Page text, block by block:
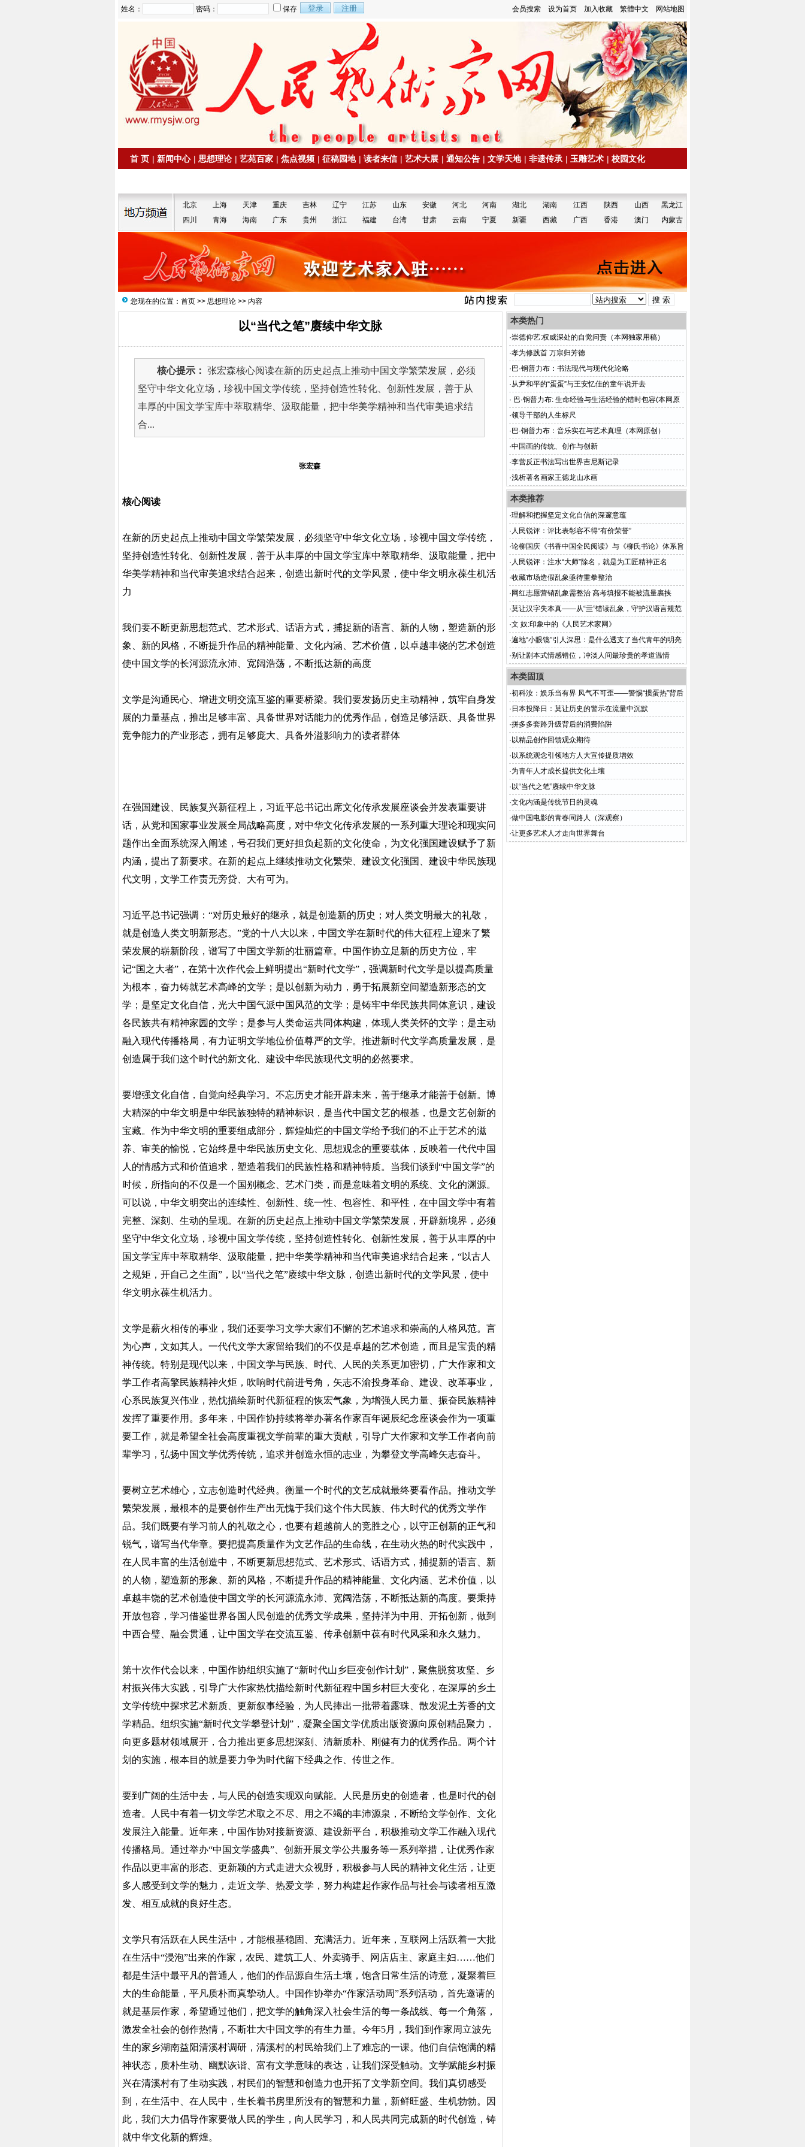
会员搜索 设为首页 加入收藏 繁體中文 网站地图
姓名： 密码： 保存
首 页 | 新闻中心 | 思想理论 | 艺苑百家 | 焦点视频 | 征稿园地 | 读者来信 | 艺术大展 | 通知公告 | 文学天地 | 非遗传承 | 玉雕艺术 | 校园文化
北京 上海 天津 重庆 吉林 辽宁 江苏 山东 安徽 河北 河南 湖北 湖南 江西 陕西 山西
黑龙江
四川
青海 海南 广东 贵州 浙江 福建 台湾 甘肃 云南 宁夏 新疆 西藏 广西 香港 澳门 内蒙古
您现在的位置： 首页 >> 思想理论 >> 内容
以“当代之笔”赓续中华文脉
核心提示： 张宏森核心阅读在新的历史起点上推动中国文学繁荣发展，必须
坚守中华文化立场，珍视中国文学传统，坚持创造性转化、创新性发展，善于从
丰厚的中国文学宝库中萃取精华、汲取能量，把中华美学精神和当代审美追求结
合...
张宏森
核心阅读
在新的历史起点上推动中国文学繁荣发展，必须坚守中华文化立场，珍视中国文学传统，
坚持创造性转化、创新性发展，善于从丰厚的中国文学宝库中萃取精华、汲取能量，把中
华美学精神和当代审美追求结合起来，创造出新时代的文学风景，使中华文明永葆生机活
力
我们要不断更新思想范式、艺术形式、话语方式，捕捉新的语言、新的人物，塑造新的形
象、新的风格，不断提升作品的精神能量、文化内涵、艺术价值，以卓越丰饶的艺术创造
使中国文学的长河源流永沛、宽阔浩荡，不断抵达新的高度
文学是沟通民心、增进文明交流互鉴的重要桥梁。我们要发扬历史主动精神，筑牢自身发
展的力量基点，推出足够丰富、具备世界对话能力的优秀作品，创造足够活跃、具备世界
竞争能力的产业形态，拥有足够庞大、具备外溢影响力的读者群体
在强国建设、民族复兴新征程上，习近平总书记出席文化传承发展座谈会并发表重要讲
话，从党和国家事业发展全局战略高度，对中华文化传承发展的一系列重大理论和现实问
题作出全面系统深入阐述，号召我们更好担负起新的文化使命，为文化强国建设赋予了新
内涵，提出了新要求。在新的起点上继续推动文化繁荣、建设文化强国、建设中华民族现
代文明，文学工作责无旁贷、大有可为。
习近平总书记强调：“对历史最好的继承，就是创造新的历史；对人类文明最大的礼敬，
就是创造人类文明新形态。”党的十八大以来，中国文学在新时代的伟大征程上迎来了繁
荣发展的崭新阶段，谱写了中国文学新的壮丽篇章。中国作协立足新的历史方位，牢
记“国之大者”，在第十次作代会上鲜明提出“新时代文学”，强调新时代文学是以提高质量
为根本，奋力铸就艺术高峰的文学；是以创新为动力，勇于拓展新空间塑造新形态的文
学；是坚定文化自信，光大中国气派中国风范的文学；是铸牢中华民族共同体意识，建设
各民族共有精神家园的文学；是参与人类命运共同体构建，体现人类关怀的文学；是主动
融入现代传播格局，有力证明文学地位价值尊严的文学。推进新时代文学高质量发展，是
创造属于我们这个时代的新文化、建设中华民族现代文明的必然要求。
要增强文化自信，自觉向经典学习。不忘历史才能开辟未来，善于继承才能善于创新。博
大精深的中华文明是中华民族独特的精神标识，是当代中国文艺的根基，也是文艺创新的
宝藏。作为中华文明的重要组成部分，辉煌灿烂的中国文学给予我们的不止于艺术的滋
养、审美的愉悦，它始终是中华民族历史文化、思想观念的重要载体，反映着一代代中国
人的情感方式和价值追求，塑造着我们的民族性格和精神特质。当我们谈到“中国文学”的
时候，所指向的不仅是一个国别概念、艺术门类，而是意味着文明的系统、文化的渊源。
可以说，中华文明突出的连续性、创新性、统一性、包容性、和平性，在中国文学中有着
完整、深刻、生动的呈现。在新的历史起点上推动中国文学繁荣发展，开辟新境界，必须
坚守中华文化立场，珍视中国文学传统，坚持创造性转化、创新性发展，善于从丰厚的中
国文学宝库中萃取精华、汲取能量，把中华美学精神和当代审美追求结合起来，“以古人
之规矩，开自己之生面”，以“当代之笔”赓续中华文脉，创造出新时代的文学风景，使中
华文明永葆生机活力。
文学是薪火相传的事业，我们还要学习文学大家们不懈的艺术追求和崇高的人格风范。言
为心声，文如其人。一代代文学大家留给我们的不仅是卓越的艺术创造，而且是宝贵的精
神传统。特别是现代以来，中国文学与民族、时代、人民的关系更加密切，广大作家和文
学工作者高擎民族精神火炬，吹响时代前进号角，矢志不渝投身革命、建设、改革事业，
心系民族复兴伟业，热忱描绘新时代新征程的恢宏气象，为增强人民力量、振奋民族精神
发挥了重要作用。多年来，中国作协持续将举办著名作家百年诞辰纪念座谈会作为一项重
要工作，就是希望全社会高度重视文学前辈的重大贡献，引导广大作家和文学工作者向前
辈学习，弘扬中国文学优秀传统，追求并创造永恒的志业，为攀登文学高峰矢志奋斗。
要树立艺术雄心，立志创造时代经典。衡量一个时代的文艺成就最终要看作品。推动文学
繁荣发展，最根本的是要创作生产出无愧于我们这个伟大民族、伟大时代的优秀文学作
品。我们既要有学习前人的礼敬之心，也要有超越前人的竞胜之心，以守正创新的正气和
锐气，谱写当代华章。要把提高质量作为文艺作品的生命线，在生动火热的时代实践中，
在人民丰富的生活创造中，不断更新思想范式、艺术形式、话语方式，捕捉新的语言、新
的人物，塑造新的形象、新的风格，不断提升作品的精神能量、文化内涵、艺术价值，以
卓越丰饶的艺术创造使中国文学的长河源流永沛、宽阔浩荡，不断抵达新的高度。要秉持
开放包容，学习借鉴世界各国人民创造的优秀文学成果，坚持洋为中用、开拓创新，做到
中西合璧、融会贯通，让中国文学在交流互鉴、传承创新中葆有时代风采和永久魅力。
第十次作代会以来，中国作协组织实施了“新时代山乡巨变创作计划”，聚焦脱贫攻坚、乡
村振兴伟大实践，引导广大作家热忱描绘新时代新征程中国乡村巨大变化，在深厚的乡土
文学传统中探求艺术新质、更新叙事经验，为人民捧出一批带着露珠、散发泥土芳香的文
学精品。组织实施“新时代文学攀登计划”，凝聚全国文学优质出版资源向原创精品聚力，
向更多题材领域展开，合力推出更多思想深刻、清新质朴、刚健有力的优秀作品。两个计
划的实施，根本目的就是要力争为时代留下经典之作、传世之作。
要到广阔的生活中去，与人民的创造实现双向赋能。人民是历史的创造者，也是时代的创
造者。人民中有着一切文学艺术取之不尽、用之不竭的丰沛源泉，不断给文学创作、文化
发展注入能量。近年来，中国作协对接新资源、建设新平台，积极推动文学工作融入现代
传播格局。通过举办“中国文学盛典”、创新开展文学公共服务等一系列举措，让优秀作家
作品以更丰富的形态、更新颖的方式走进大众视野，积极参与人民的精神文化生活，让更
多人感受到文学的魅力，走近文学、热爱文学，努力构建起作家作品与社会与读者相互激
发、相互成就的良好生态。
文学只有活跃在人民生活中，才能根基稳固、充满活力。近年来，互联网上活跃着一大批
在生活中“浸泡”出来的作家，农民、建筑工人、外卖骑手、网店店主、家庭主妇……他们
都是生活中最平凡的普通人，他们的作品源自生活土壤，饱含日常生活的诗意，凝聚着巨
大的生命能量，平凡质朴而真挚动人。中国作协举办“作家活动周”系列活动，首先邀请的
就是基层作家，希望通过他们，把文学的触角深入社会生活的每一条战线、每一个角落，
激发全社会的创作热情，不断壮大中国文学的有生力量。今年5月，我们到作家周立波先
生的家乡湖南益阳清溪村调研，清溪村的村民给我们上了难忘的一课。他们自信饱满的精
神状态，质朴生动、幽默诙谐、富有文学意味的表达，让我们深受触动。文学赋能乡村振
兴在清溪村有了生动实践，村民们的智慧和创造力也开拓了文学新空间。我们真切感受
到，在生活中、在人民中，生长着书房里所没有的智慧和力量，新鲜旺盛、生机勃勃。因
此，我们大力倡导作家要做人民的学生，向人民学习，和人民共同完成新的时代创造，铸
就中华文化新的辉煌。
本类热门
·崇德仰艺:权威深处的自觉问责（本网独家用稿）
·孝为修践首 万宗归芳德
· 巴·钢普力布：书法现代与现代化论略
·从尹和平的“蛋蛋”与王安忆佳的童年说开去
· 巴·钢普力布: 生命经验与生活经验的错时包容(本网原
创)
·领导干部的人生标尺
· 巴·钢普力布：音乐实在与艺术真理（本网原创）
·中国画的传统、创作与创新
·李营反正书法写出世界吉尼斯记录
·浅析著名画家王德龙山水画
本类推荐
·理解和把握坚定文化自信的深邃意蕴
· 人民锐评：评比表彰容不得“有价荣誉”
·论柳国庆《书香中国全民阅读》与《柳氏书论》体系旨
意深释
· 人民锐评：注水“大师”除名，就是为工匠精神正名
·收藏市场造假乱象亟待重拳整治
· 网红志愿营销乱象需整治 高考填报不能被流量裹挟
·莫让汉字失本真——从“亖”错读乱象，守护汉语言规范
根基
·文 奴:印象中的《人民艺术家网》
·遍地“小眼镜”引人深思：是什么透支了当代青年的明亮
视界
·别让剧本式情感错位，冲淡人间最珍贵的孝道温情
本类固顶
·初科汝：娱乐当有界 风气不可歪——警惕“掼蛋热”背后
的跑偏危机
· 日本投降日：莫让历史的警示在流量中沉默
·拼多多套路升级背后的消费陷阱
· 以精品创作回馈观众期待
· 以系统观念引领地方人大宣传提质增效
·为青年人才成长提供文化土壤
· 以“当代之笔”赓续中华文脉
·文化内涵是传统节日的灵魂
·做中国电影的青春同路人（深观察）
·让更多艺术人才走向世界舞台